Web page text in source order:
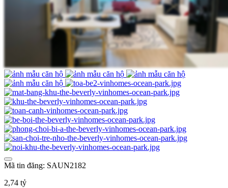
Mã tin đăng: SAUN2182
2,74 tỷ